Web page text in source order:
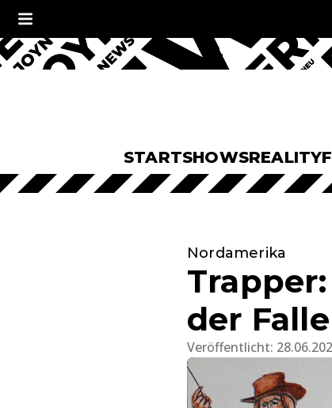
STARTSHOWSREALITY
Nordamerika
der
Veröffentlicht: